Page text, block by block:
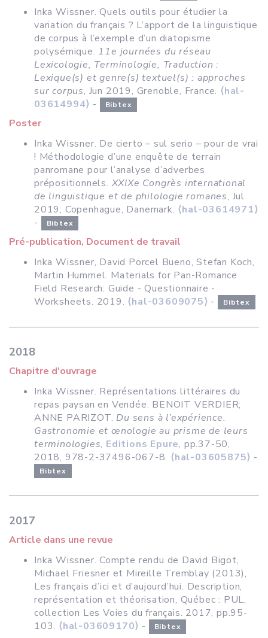
Inka Wissner. Quels outils pour étudier la
variation du français ? L’apport de la linguistique
de corpus à l’exemple d’un diatopisme
polysémique. 11e journées du réseau
Lexicologie, Terminologie, Traduction :
Lexique(s) et genre(s) textuel(s) : approches
sur corpus, Jun 2019, Grenoble, France. ⟨hal-
03614994⟩ - Bibtex
Poster
Inka Wissner. De cierto – sul serio – pour de vrai
! Méthodologie d’une enquête de terrain
panromane pour l’analyse d’adverbes
prépositionnels. XXIXe Congrès international
de linguistique et de philologie romanes, Jul
2019, Copenhague, Danemark. ⟨hal-03614971⟩
-
Bibtex
Pré-publication, Document de travail
Inka Wissner, David Porcel Bueno, Stefan Koch,
Martin Hummel. Materials for Pan-Romance
Field Research: Guide - Questionnaire -
Worksheets. 2019. ⟨hal-03609075⟩ - Bibtex
2018
Chapitre d'ouvrage
Inka Wissner. Représentations littéraires du
repas paysan en Vendée. BENOIT VERDIER;
ANNE PARIZOT. Du sens à l’expérience.
Gastronomie et œnologie au prisme de leurs
terminologies, Editions Epure, pp.37-50,
2018, 978-2-37496-067-8. ⟨hal-03605875⟩ -
Bibtex
2017
Article dans une revue
Inka Wissner. Compte rendu de David Bigot,
Michael Friesner et Mireille Tremblay (2013),
Les français d’ici et d’aujourd’hui. Description,
représentation et théorisation, Québec : PUL,
collection Les Voies du français. 2017, pp.95-
103. ⟨hal-03609170⟩ - Bibtex